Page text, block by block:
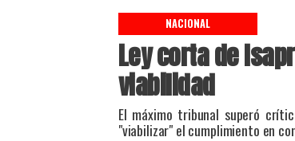
Ley corta de
viabilidad
El máximo tribunal superó
"viabilizar" el cumplimiento en
NACIONAL